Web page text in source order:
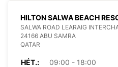
HILTON SALWA BEACH
SALWA ROAD LEARAIG
24166 ABU SAMRA
QATAR
HÉT.:
09:00 - 18:00